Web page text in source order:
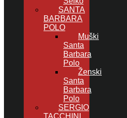
SANTA
BARBARA
POLO
Muški
Santa
Barbara
Polo
Ženski
Santa
Barbara
Polo
SERGIO
TACCHINI